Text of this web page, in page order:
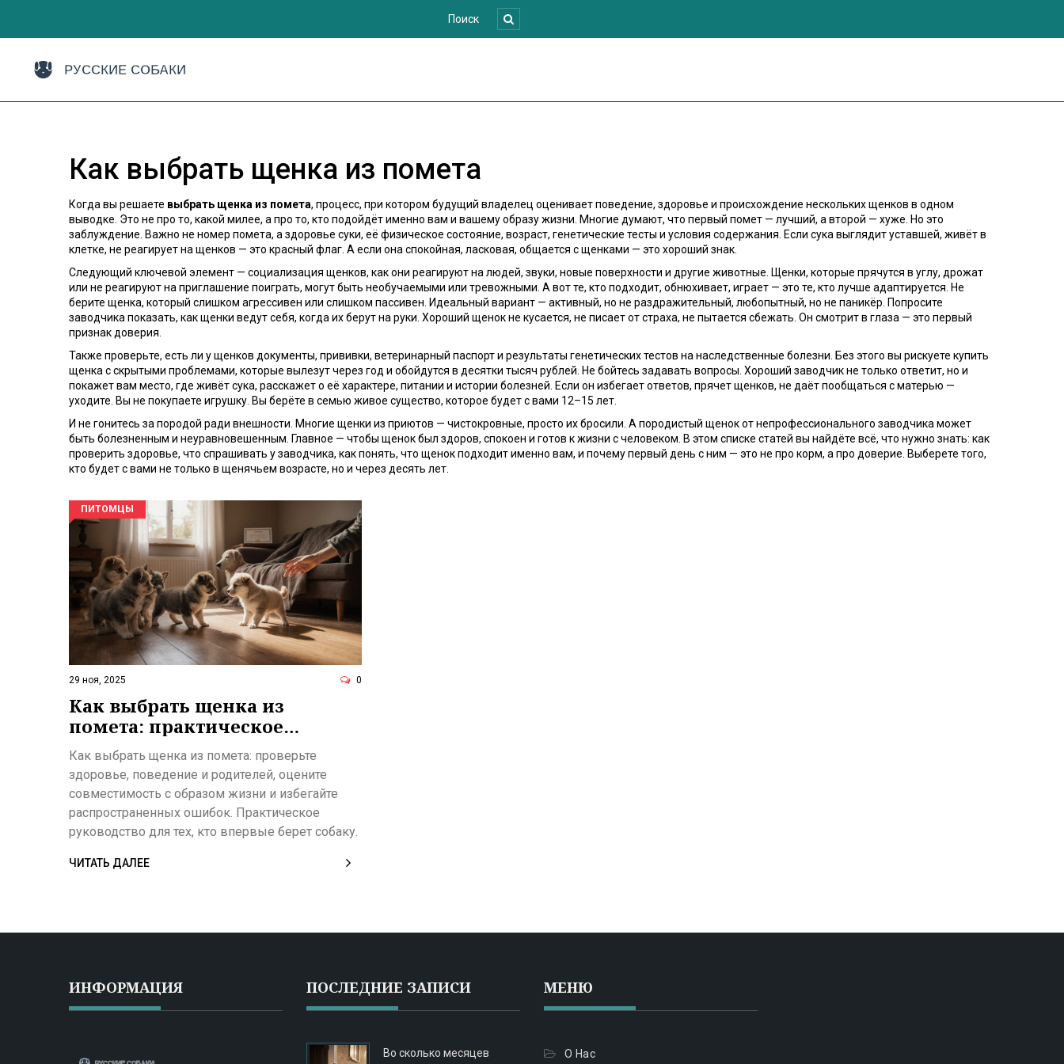
Как выбрать щенка из помета
Когда вы решаете выбрать щенка из помета, процесс, при котором будущий владелец оценивает поведение, здоровье и происхождение нескольких щенков в одном
выводке . Это не про то, какой милее, а про то, кто подойдёт именно вам и вашему образу жизни . Многие думают, что первый помет — лучший, а второй — хуже. Но это
заблуждение. Важно не номер помета, а здоровье суки, её физическое состояние, возраст, генетические тесты и условия содержания . Если сука выглядит уставшей, живёт в
клетке, не реагирует на щенков — это красный флаг. А если она спокойная, ласковая, общается с щенками — это хороший знак.
Следующий ключевой элемент — социализация щенков, как они реагируют на людей, звуки, новые поверхности и другие животные . Щенки, которые прячутся в углу, дрожат
или не реагируют на приглашение поиграть, могут быть необучаемыми или тревожными. А вот те, кто подходит, обнюхивает, играет — это те, кто лучше адаптируется. Не
берите щенка, который слишком агрессивен или слишком пассивен. Идеальный вариант — активный, но не раздражительный, любопытный, но не паникёр. Попросите
заводчика показать, как щенки ведут себя, когда их берут на руки. Хороший щенок не кусается, не писает от страха, не пытается сбежать. Он смотрит в глаза — это первый
признак доверия.
Также проверьте, есть ли у щенков документы, прививки, ветеринарный паспорт и результаты генетических тестов на наследственные болезни . Без этого вы рискуете купить
щенка с скрытыми проблемами, которые вылезут через год и обойдутся в десятки тысяч рублей. Не бойтесь задавать вопросы. Хороший заводчик не только ответит, но и
покажет вам место, где живёт сука, расскажет о её характере, питании и истории болезней. Если он избегает ответов, прячет щенков, не даёт пообщаться с матерью —
уходите. Вы не покупаете игрушку. Вы берёте в семью живое существо, которое будет с вами 12–15 лет.
И не гонитесь за породой ради внешности. Многие щенки из приютов — чистокровные, просто их бросили. А породистый щенок от непрофессионального заводчика может
быть болезненным и неуравновешенным. Главное — чтобы щенок был здоров, спокоен и готов к жизни с человеком. В этом списке статей вы найдёте всё, что нужно знать: как
проверить здоровье, что спрашивать у заводчика, как понять, что щенок подходит именно вам, и почему первый день с ним — это не про корм, а про доверие. Выберете того,
кто будет с вами не только в щенячьем возрасте, но и через десять лет.
ПИТОМЦЫ
29 ноя, 2025 0
Как выбрать щенка из
помета: практическое
руководство для новичков
Как выбрать щенка из помета: проверьте
здоровье, поведение и родителей, оцените
совместимость с образом жизни и избегайте
распространенных ошибок. Практическое
руководство для тех, кто впервые берет собаку.
ЧИТАТЬ ДАЛЕЕ
ИНФОРМАЦИЯ ПОСЛЕДНИЕ ЗАПИСИ
Во сколько месяцев
МЕНЮ
О Нас